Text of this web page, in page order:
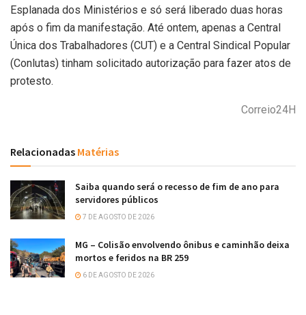
Esplanada dos Ministérios e só será liberado duas horas
após o fim da manifestação. Até ontem, apenas a Central
Única dos Trabalhadores (CUT) e a Central Sindical Popular
(Conlutas) tinham solicitado autorização para fazer atos de
protesto.
Correio24H
Relacionadas Matérias
Saiba quando será o recesso de fim de ano para
servidores públicos
7 DE AGOSTO DE 2026
MG – Colisão envolvendo ônibus e caminhão deixa
mortos e feridos na BR 259
6 DE AGOSTO DE 2026